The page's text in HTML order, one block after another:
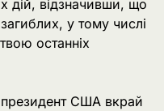
дій, відзначивши, що
у тому числі
останніх
США вкрай